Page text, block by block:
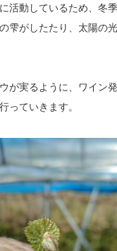
活動しているため、冬
雫がしたたり、太陽の
が実るように、ワイン
っていきます。